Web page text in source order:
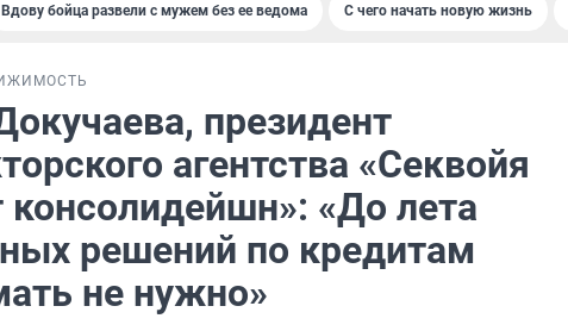
Вдову бойца развели с мужем без ее ведома С чего начать новую жизнь
президент
агентства «Секвойя
консолидейшн»: «До лета
решений по кредитам
не нужно»